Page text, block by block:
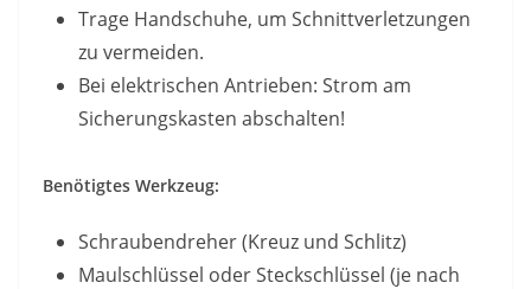
Trage Handschuhe, um Schnittverletzungen
zu vermeiden.
Bei elektrischen Antrieben: Strom am
Sicherungskasten abschalten!
Benötigtes Werkzeug:
Schraubendreher (Kreuz und Schlitz)
Maulschlüssel oder Steckschlüssel (je nach